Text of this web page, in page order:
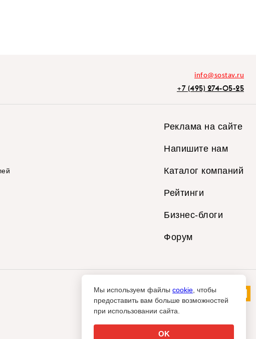
info@sostav.ru
+7 (495) 274-05-25
Реклама на сайте
Напишите нам
Каталог компаний
Рейтинги
Бизнес-блоги
Форум
Мы используем файлы cookie , чтобы
предоставить вам больше возможностей
при использовании сайта.
OK